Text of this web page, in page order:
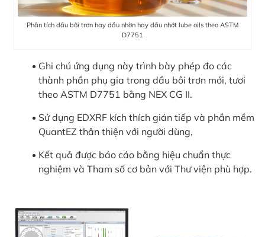
Phân tích dầu bôi trơn hay dầu nhờn hay dầu nhớt lube oils theo ASTM
D7751
Ghi chú ứng dụng này trình bày phép đo các
thành phần phụ gia trong dầu bôi trơn mới, tươi
theo ASTM D7751 bằng NEX CG II.
Sử dụng EDXRF kích thích gián tiếp và phần mềm
QuantEZ thân thiện với người dùng,
Kết quả được báo cáo bằng hiệu chuẩn thực
nghiệm và Tham số cơ bản với Thư viện phù hợp.